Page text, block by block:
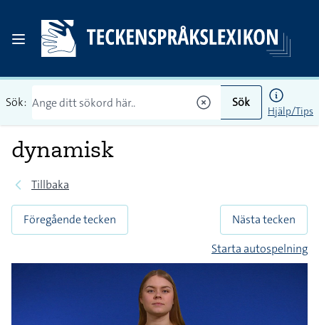
Sök: Sök
Hjälp/Tips
dynamisk
Tillbaka
Föregående tecken
Nästa tecken
Starta autospelning